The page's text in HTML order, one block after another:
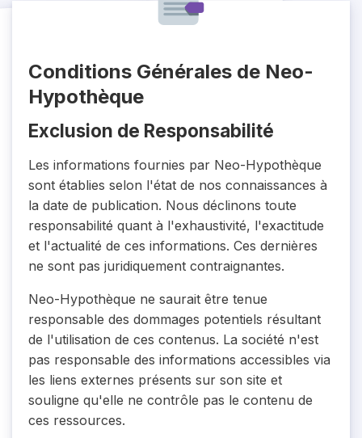
Conditions Générales de Neo-
Hypothèque
Exclusion de Responsabilité
Les informations fournies par Neo-Hypothèque
sont établies selon l'état de nos connaissances à
la date de publication. Nous déclinons toute
responsabilité quant à l'exhaustivité, l'exactitude
et l'actualité de ces informations. Ces dernières
ne sont pas juridiquement contraignantes.
Neo-Hypothèque ne saurait être tenue
responsable des dommages potentiels résultant
de l'utilisation de ces contenus. La société n'est
pas responsable des informations accessibles via
les liens externes présents sur son site et
souligne qu'elle ne contrôle pas le contenu de
ces ressources.